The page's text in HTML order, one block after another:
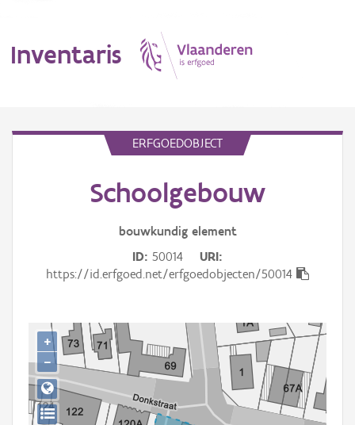
Inventaris
Gebeurtenis
Persoon of collectief
Downloads
ERFGOEDOBJECT
Schoolgebouw
bouwkundig element
ID 50014
URI
https://id.erfgoed.net/erfgoedobjecten/50014
+
−